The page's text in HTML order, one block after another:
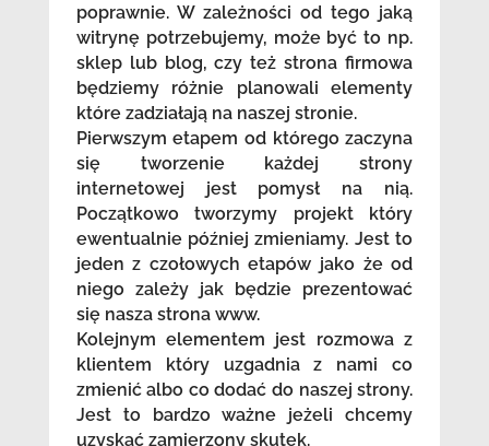
poprawnie. W zależności od tego jaką
witrynę potrzebujemy, może być to np.
sklep lub blog, czy też strona firmowa
będziemy różnie planowali elementy
które zadziałają na naszej stronie.
Pierwszym etapem od którego zaczyna
się tworzenie każdej strony
internetowej jest pomysł na nią.
Początkowo tworzymy projekt który
ewentualnie później zmieniamy. Jest to
jeden z czołowych etapów jako że od
niego zależy jak będzie prezentować
się nasza strona www.
Kolejnym elementem jest rozmowa z
klientem który uzgadnia z nami co
zmienić albo co dodać do naszej strony.
Jest to bardzo ważne jeżeli chcemy
uzyskać zamierzony skutek.